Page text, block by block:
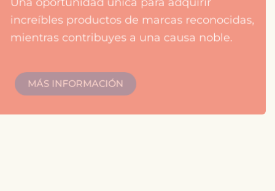
increíbles productos de marcas reconocidas,
mientras contribuyes a una causa noble.
MÁS INFORMACIÓN